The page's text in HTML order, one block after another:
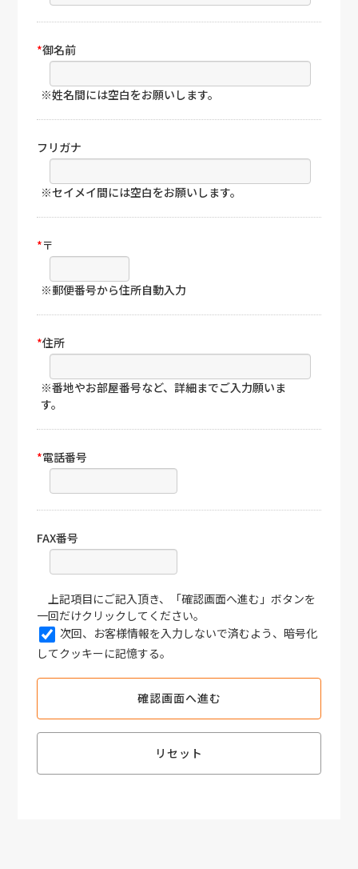
*御名前
※姓名間には空白をお願いします。
フリガナ
※セイメイ間には空白をお願いします。
*〒
※郵便番号から住所自動入力
*住所
※番地やお部屋番号など、詳細までご入力願いま
す。
*電話番号
FAX番号
上記項目にご記入頂き、「確認画面へ進む」ボタンを
一回だけクリックしてください。
次回、お客様情報を入力しないで済むよう、暗号化
してクッキーに記憶する。
確認画面へ進む
リセット